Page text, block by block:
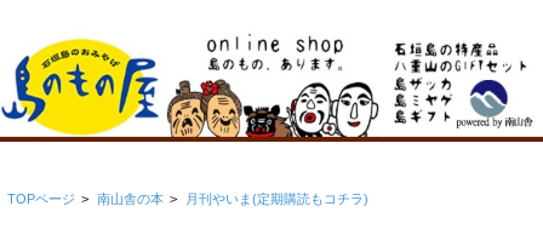
TOPページ > 南山舎の本 > 月刊やいま(定期購読もコチラ)